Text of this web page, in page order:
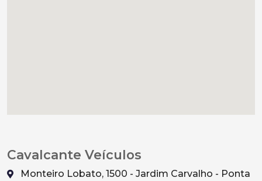
Cavalcante Veículos
Monteiro Lobato, 1500 - Jardim Carvalho - Ponta